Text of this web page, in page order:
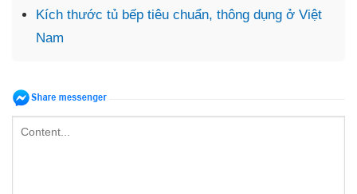
Kích thước tủ bếp tiêu chuẩn, thông dụng ở Việt
Nam